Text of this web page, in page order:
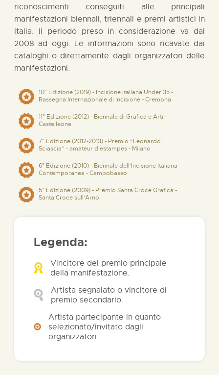
riconoscimenti conseguiti alle principali
manifestazioni biennali, triennali e premi artistici in
Italia. Il periodo preso in considerazione va dal
2008 ad oggi. Le informazioni sono ricavate dai
cataloghi o direttamente dagli organizzatori delle
manifestazioni.
10° Edizione (2019) - Incisione Italiana Under 35 -
Rassegna Internazionale di Incisione - Cremona
11° Edizione (2012) - Biennale di Grafica e Arti -
Castelleone
7° Edizione (2012-2013) - Premio “Leonardo
Sciascia” - amateur d'estampes - Milano
6° Edizione (2010) - Biennale dell'Incisione Italiana
Contemporanea - Campobasso
5° Edizione (2009) - Premio Santa Croce Grafica -
Santa Croce sull'Arno
Legenda:
Vincitore del premio principale
della manifestazione.
Artista segnalato o vincitore di
premio secondario.
Artista partecipante in quanto
selezionato/invitato dagli
organizzatori.